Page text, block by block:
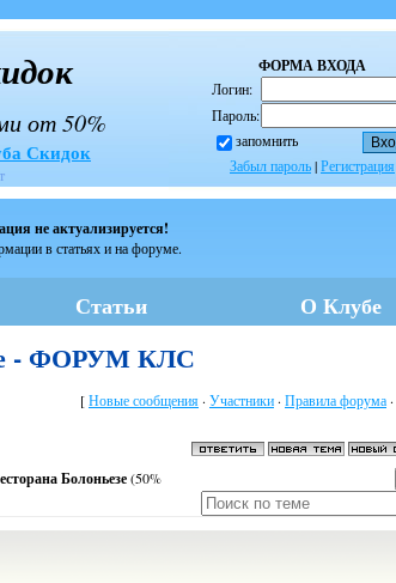
ФОРМА ВХОДА
Логин:
Пароль:
запомнить
Забыл пароль|Регистрация
от 50%
Скидок
не актуализируется!
в статьях и на форуме.
Статьи О Клубе
- ФОРУМ КЛС
[Новые сообщения · Участники · Правила форума ·
Болоньезе(50%